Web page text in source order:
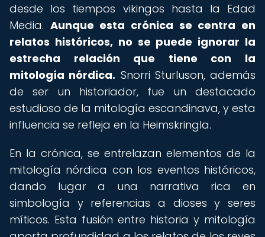
desde los tiempos vikingos hasta la Edad
Media. Aunque esta crónica se centra en
relatos históricos, no se puede ignorar la
estrecha relación que tiene con la
mitología nórdica. Snorri Sturluson, además
de ser un historiador, fue un destacado
estudioso de la mitología escandinava, y esta
influencia se refleja en la Heimskringla.
En la crónica, se entrelazan elementos de la
mitología nórdica con los eventos históricos,
dando lugar a una narrativa rica en
simbología y referencias a dioses y seres
míticos. Esta fusión entre historia y mitología